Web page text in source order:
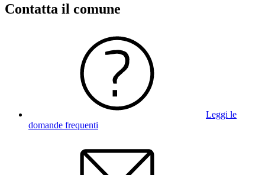
Contatta il comune
Leggi le
domande frequenti